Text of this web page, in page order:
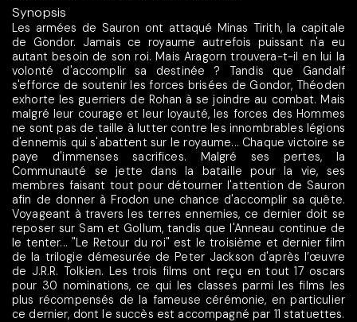
Synopsis
Les armées de Sauron ont attaqué Minas Tirith, la capitale
de Gondor. Jamais ce royaume autrefois puissant n'a eu
autant besoin de son roi. Mais Aragorn trouvera-t-il en lui la
volonté d'accomplir sa destinée ? Tandis que Gandalf
s'efforce de soutenir les forces brisées de Gondor, Théoden
exhorte les guerriers de Rohan à se joindre au combat. Mais
malgré leur courage et leur loyauté, les forces des Hommes
ne sont pas de taille à lutter contre les innombrables légions
d'ennemis qui s'abattent sur le royaume... Chaque victoire se
paye d'immenses sacrifices. Malgré ses pertes, la
Communauté se jette dans la bataille pour la vie, ses
membres faisant tout pour détourner l'attention de Sauron
afin de donner à Frodon une chance d'accomplir sa quête.
Voyageant à travers les terres ennemies, ce dernier doit se
reposer sur Sam et Gollum, tandis que l'Anneau continue de
le tenter... "Le Retour du roi" est le troisième et dernier film
de la trilogie démesurée de Peter Jackson d'après l’œuvre
de J.R.R. Tolkien. Les trois films ont reçu en tout 17 oscars
pour 30 nominations, ce qui les classes parmi les films les
plus récompensés de la fameuse cérémonie, en particulier
ce dernier, dont le succès est accompagné par 11 statuettes.